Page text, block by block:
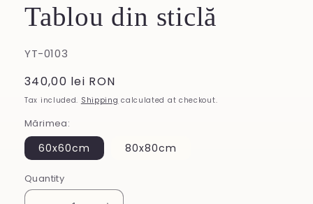
Tablou din sticlă
SKU:
YT-0103
Regular
price
340,00 lei RON
Tax included. Shipping calculated at checkout.
Mărimea:
60x60cm 80x80cm
Quantity